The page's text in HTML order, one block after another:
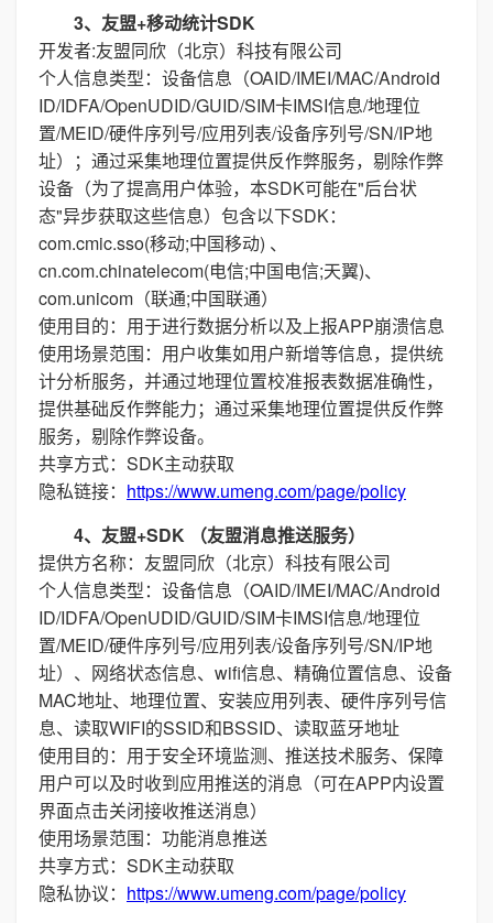
3、友盟+移动统计SDK
开发者:友盟同欣（北京）科技有限公司
个人信息类型：设备信息（OAID/IMEI/MAC/Android
ID/IDFA/OpenUDID/GUID/SIM卡IMSI信息/地理位
置/MEID/硬件序列号/应用列表/设备序列号/SN/IP地
址）；通过采集地理位置提供反作弊服务，剔除作弊
设备（为了提高用户体验，本SDK可能在"后台状
态"异步获取这些信息）包含以下SDK：
com.cmic.sso(移动;中国移动) 、
cn.com.chinatelecom(电信;中国电信;天翼)、
com.unicom（联通;中国联通）
使用目的：用于进行数据分析以及上报APP崩溃信息
使用场景范围：用户收集如用户新增等信息，提供统
计分析服务，并通过地理位置校准报表数据准确性，
提供基础反作弊能力；通过采集地理位置提供反作弊
服务，剔除作弊设备。
共享方式：SDK主动获取
隐私链接： https://www.umeng.com/page/policy
4、友盟+SDK （友盟消息推送服务）
提供方名称：友盟同欣（北京）科技有限公司
个人信息类型：设备信息（OAID/IMEI/MAC/Android
ID/IDFA/OpenUDID/GUID/SIM卡IMSI信息/地理位
置/MEID/硬件序列号/应用列表/设备序列号/SN/IP地
址）、网络状态信息、wifi信息、精确位置信息、设备
MAC地址、地理位置、安装应用列表、硬件序列号信
息、读取WIFI的SSID和BSSID、读取蓝牙地址
使用目的：用于安全环境监测、推送技术服务、保障
用户可以及时收到应用推送的消息（可在APP内设置
界面点击关闭接收推送消息）
使用场景范围：功能消息推送
共享方式：SDK主动获取
隐私协议： https://www.umeng.com/page/policy